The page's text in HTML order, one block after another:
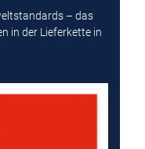
– das
in der Lieferkette in